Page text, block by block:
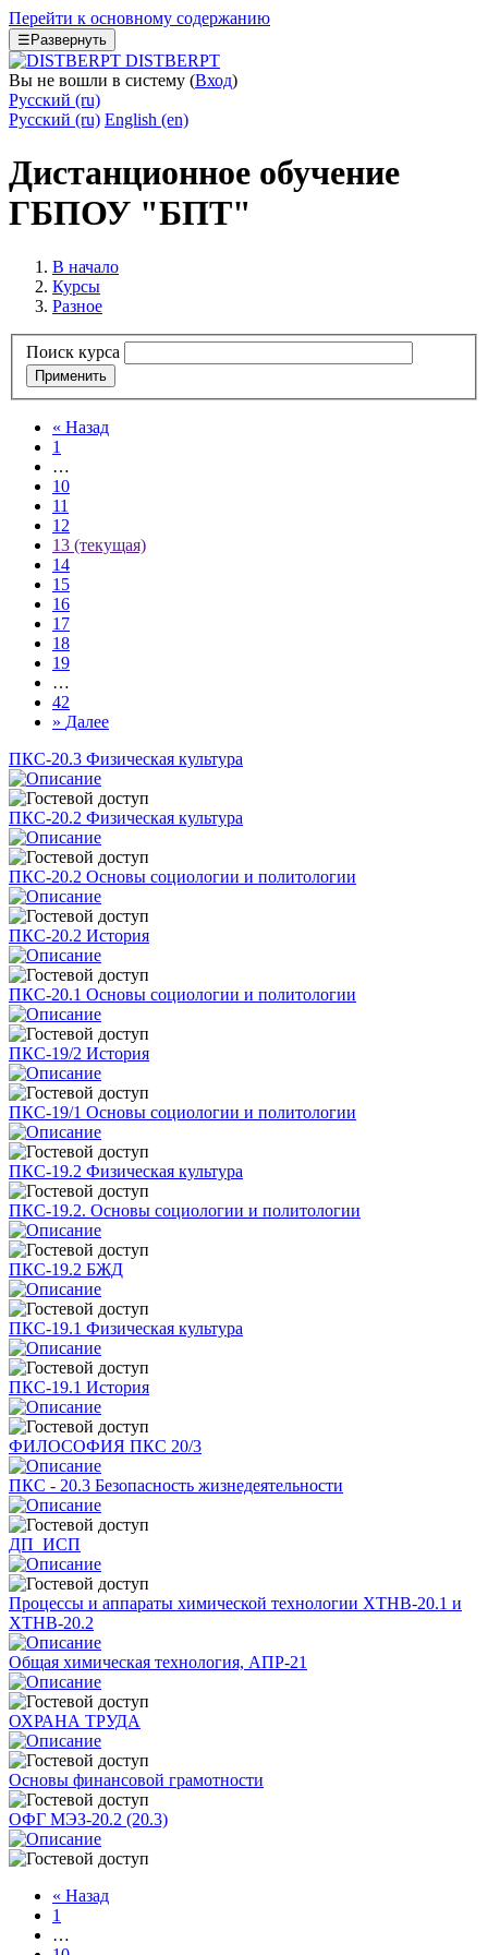
Перейти к основному содержанию
☰ Развернуть
DISTBERPT
Вы не вошли в систему (Вход)
Русский ‎(ru)‎
Русский ‎(ru)‎ English ‎(en)‎
Дистанционное обучение
ГБПОУ "БПТ"
В начало
Курсы
Разное
Поиск курса
Применить
« Назад
1
…
10
11
12
13 (текущая)
14
15
16
17
18
19
…
42
» Далее
ПКС-20.3 Физическая культура
ПКС-20.2 Физическая культура
ПКС-20.2 Основы социологии и политологии
ПКС-20.2 История
ПКС-20.1 Основы социологии и политологии
ПКС-19/2 История
ПКС-19/1 Основы социологии и политологии
ПКС-19.2 Физическая культура
ПКС-19.2. Основы социологии и политологии
ПКС-19.2 БЖД
ПКС-19.1 Физическая культура
ПКС-19.1 История
ФИЛОСОФИЯ ПКС 20/3
ПКС - 20.3 Безопасность жизнедеятельности
ДП_ИСП
Процессы и аппараты химической технологии ХТНВ-20.1 и
ХТНВ-20.2
Общая химическая технология, АПР-21
ОХРАНА ТРУДА
Основы финансовой грамотности
ОФГ МЭЗ-20.2 (20.3)
« Назад
1
…